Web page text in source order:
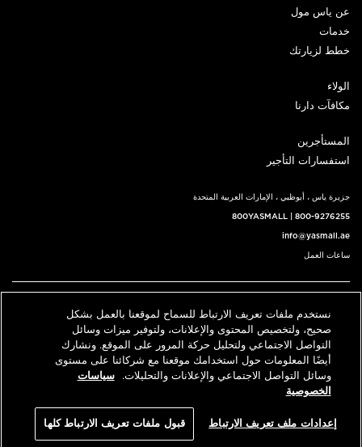
عن ياس مول
خدمات
خطط لزيارتك
الولاء
مكافآت دارنا
المستأجرين
استفسارات التأجير
جزيرة ياس ، أبوظبي ، الإمارات العربية المتحدة
800YASMALL 800-9276255
info@yasmall.ae
ساعات العمل
English حدد موقعنا اتصل بنا
© 2026 كل الحقوق محفوظة، ياس مول v3.1
An ALDAR Property
نستخدم ملفات تعريف الارتباط للسماح لموقعنا بالعمل بشكل
صحيح، ولتخصيص المحتوى والإعلانات، ولتوفير ميزات وسائل
التواصل الاجتماعي ولتحليل حركة المرور على الموقع. ونشارك
أيضًا المعلومات حول استخدامك موقعنا مع شركائنا على مستوى
وسائل التواصل الاجتماعي والإعلانات والتحليلات.
سياسات
الخصوصية
إعدادات ملف تعريف الارتباط قبول ملفات تعريف الارتباط كلها